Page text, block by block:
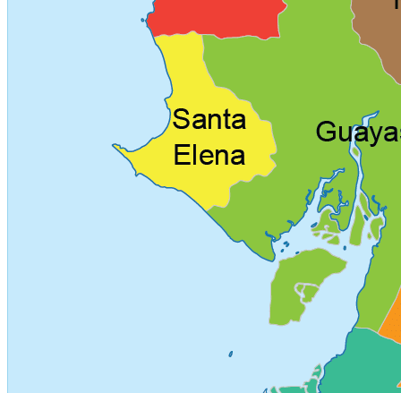
Colaborativ
Transparencia Focalizada
Mayo
Transparencia Activa
Transparencia Focalizada
Transparencia
Colaborativ
Junio
Transparencia Activa
Transparencia Focalizada
Transparencia
Colaborativ
Transparencia Activa
Transparencia Focalizada
Transparencia Activa
Transparencia